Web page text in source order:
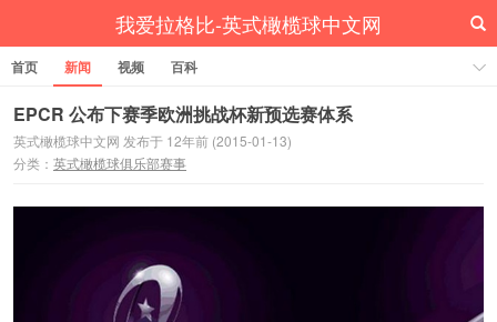
我爱拉格比-英式橄榄球中文网
首页 新闻 视频 百科
EPCR 公布下赛季欧洲挑战杯新预选赛体系
英式橄榄球中文网 发布于 12年前 (2015-01-13)
分类： 英式橄榄球俱乐部赛事